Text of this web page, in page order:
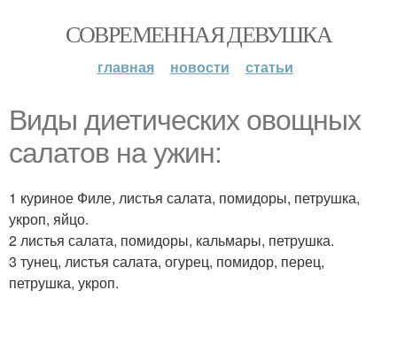
СОВРЕМЕННАЯ ДЕВУШКА
главная новости статьи
Виды диетических овощных
салатов на ужин:
1 куриное Филе, листья салата, помидоры, петрушка,
укроп, яйцо.
2 листья салата, помидоры, кальмары, петрушка.
3 тунец, листья салата, огурец, помидор, перец,
петрушка, укроп.